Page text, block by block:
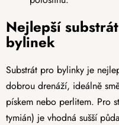
Nejlepší
bylinek
Substrát pro bylinky je
dobrou drenáží, ideálně
pískem nebo perlitem. Pro
tymián) je vhodná sušší